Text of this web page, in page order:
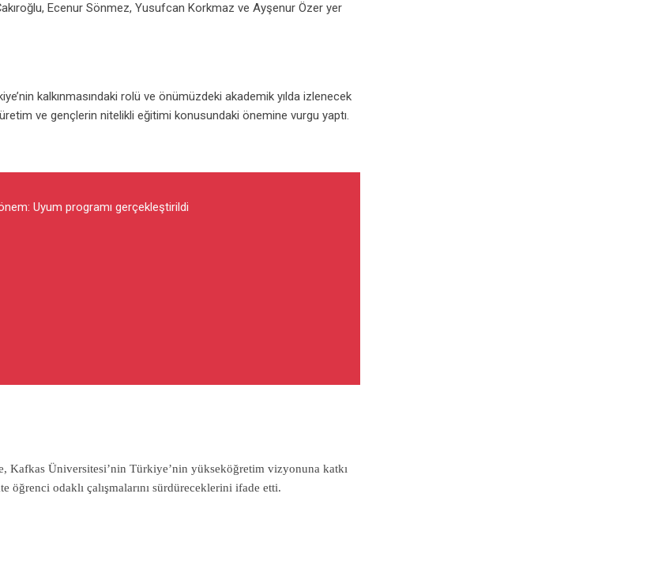
Ecenur Sönmez, Yusufcan Korkmaz ve Ayşenur Özer yer
kalkınmasındaki rolü ve önümüzdeki akademik yılda izlenecek
ve gençlerin nitelikli eğitimi konusundaki önemine vurgu yaptı.
Uyum programı gerçekleştirildi
Kafkas Üniversitesi’nin Türkiye’nin yükseköğretim vizyonuna katkı
odaklı çalışmalarını sürdüreceklerini ifade etti.